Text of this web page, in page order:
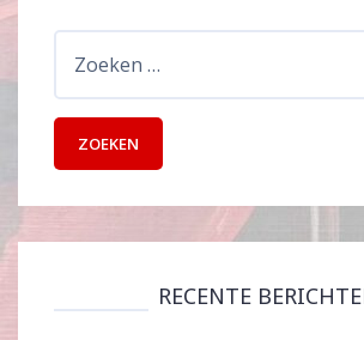
RECENTE